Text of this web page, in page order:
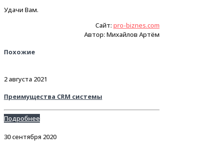
Удачи Вам.
Сайт: pro-biznes.com
Автор: Михайлов Артём
Похожие
2 августа 2021
Преимущества CRM системы
Подробнее
30 сентября 2020